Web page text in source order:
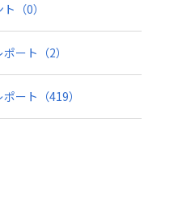
ト （0）
ート （2）
ポート （419）